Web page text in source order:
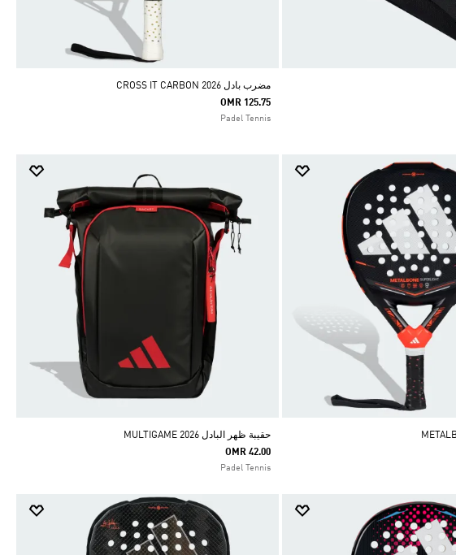
مضرب بادل CROSS IT CARBON 2026
OMR 125.75
Padel Tennis
حقيبة ظهر البادل MULTIGAME 2026
OMR 42.00
Padel Tennis